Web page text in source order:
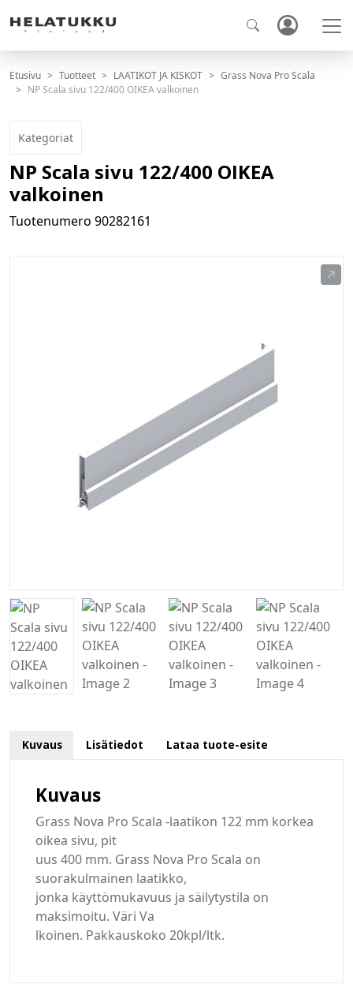
Etusivu Tuotteet LAATIKOT JA KISKOT
Grass Nova Pro Scala
NP Scala sivu 122/400 OIKEA valkoinen
Kategoriat
NP Scala sivu 122/400 OIKEA
valkoinen
Tuotenumero 90282161
Kuvaus Lisätiedot Lataa tuote-esite
Kuvaus
Grass Nova Pro Scala -laatikon 122 mm korkea
oikea sivu, pit
uus 400 mm. Grass Nova Pro Scala on
suorakulmainen laatikko,
jonka käyttömukavuus ja säilytystila on
maksimoitu. Väri Va
lkoinen. Pakkauskoko 20kpl/ltk.